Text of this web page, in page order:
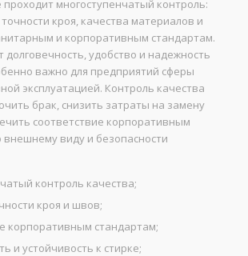
многоступенчатый контроль:
кроя, качества материалов и
и корпоративным стандартам.
долговечность, удобство и надежность
важно для предприятий сферы
эксплуатацией. Контроль качества
брак, снизить затраты на замену
соответствие корпоративным
виду и безопасности
контроль качества;
кроя и швов;
корпоративным стандартам;
и устойчивость к стирке;